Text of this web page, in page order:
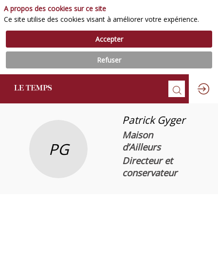
PG
Patrick Gyger
Maison
d’Ailleurs
Directeur et
conservateur
A propos des cookies sur ce site
Ce site utilise des cookies visant à améliorer votre expérience.
Accepter
Refuser